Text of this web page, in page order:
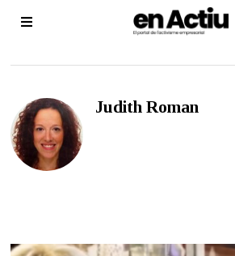
Judith Roman